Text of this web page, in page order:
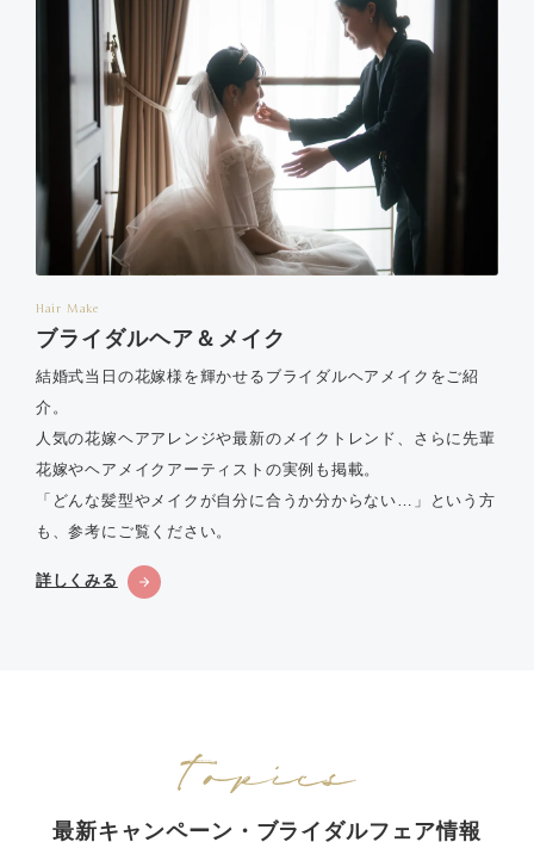
Hair Make
ブライダルヘア＆メイク
結婚式当日の花嫁様を輝かせるブライダルヘアメイクをご紹
介。
人気の花嫁ヘアアレンジや最新のメイクトレンド、さらに先輩
花嫁やヘアメイクアーティストの実例も掲載。
「どんな髪型やメイクが自分に合うか分からない…」という方
も、参考にご覧ください。
詳しくみる
最新キャンペーン・ブライダルフェア情報